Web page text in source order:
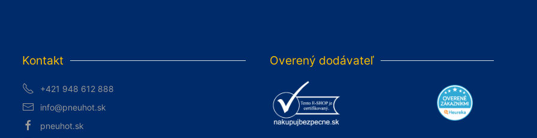
Kontakt
+421 948 612 888
info@pneuhot.sk
pneuhot.sk
Overený dodávateľ